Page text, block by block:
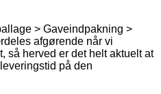
> Gaveindpakning >
afgørende når vi
så herved er det helt aktuelt at
på den